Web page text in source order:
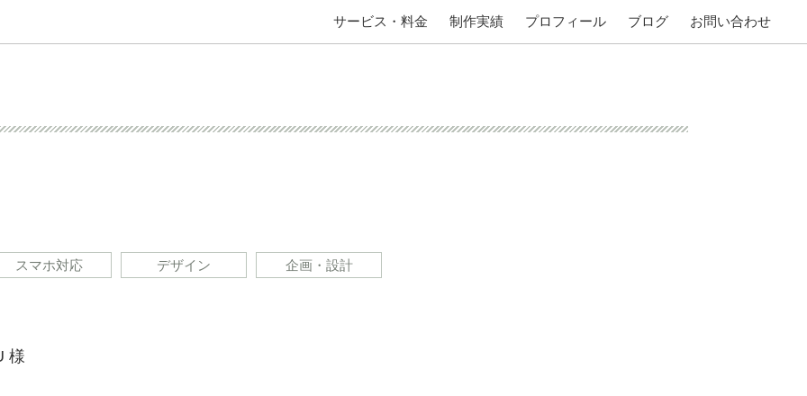
サービス・料金 制作実績 プロフィール ブログ お問い合わせ
スマホ対応 デザイン 企画・設計
様